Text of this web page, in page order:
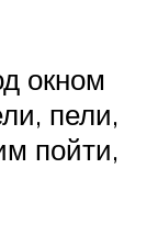
окном
пели,
пойти,